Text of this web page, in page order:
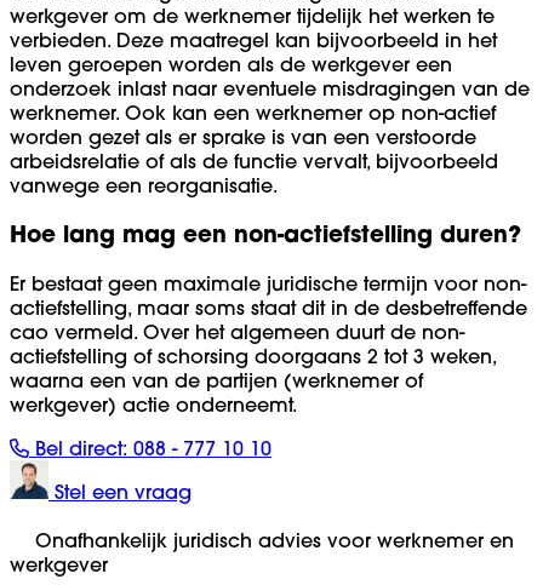
werkgever om de werknemer tijdelijk het werken te
verbieden. Deze maatregel kan bijvoorbeeld in het
leven geroepen worden als de werkgever een
onderzoek inlast naar eventuele misdragingen van de
werknemer. Ook kan een werknemer op non-actief
worden gezet als er sprake is van een verstoorde
arbeidsrelatie of als de functie vervalt, bijvoorbeeld
vanwege een reorganisatie.
Hoe lang mag een non-actiefstelling duren?
Er bestaat geen maximale juridische termijn voor non-
actiefstelling, maar soms staat dit in de desbetreffende
cao vermeld. Over het algemeen duurt de non-
actiefstelling of schorsing doorgaans 2 tot 3 weken,
waarna een van de partijen (werknemer of
werkgever) actie onderneemt.
Bel direct: 088 - 777 10 10
Stel een vraag
Onafhankelijk juridisch advies voor werknemer en
werkgever